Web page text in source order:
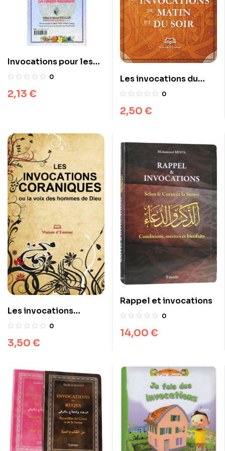
Invocations pour les
enfants musulmans
0
2,13 €
Les invocations du
matin et du soir
0
2,50 €
Les invocations
coraniques ou la voix
0
3,50 €
Rappel et invocations
0
14,00 €